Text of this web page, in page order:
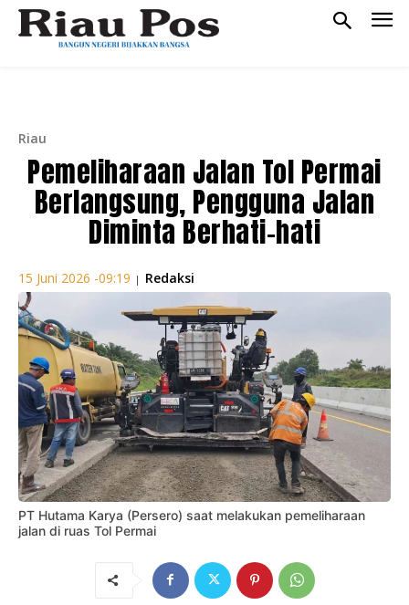
Riau
Pemeliharaan Jalan Tol Permai
Berlangsung, Pengguna Jalan
Diminta Berhati-hati
15 Juni 2026 -09:19 | Redaksi
PT Hutama Karya (Persero) saat melakukan pemeli­haraan
jalan di ruas Tol Permai